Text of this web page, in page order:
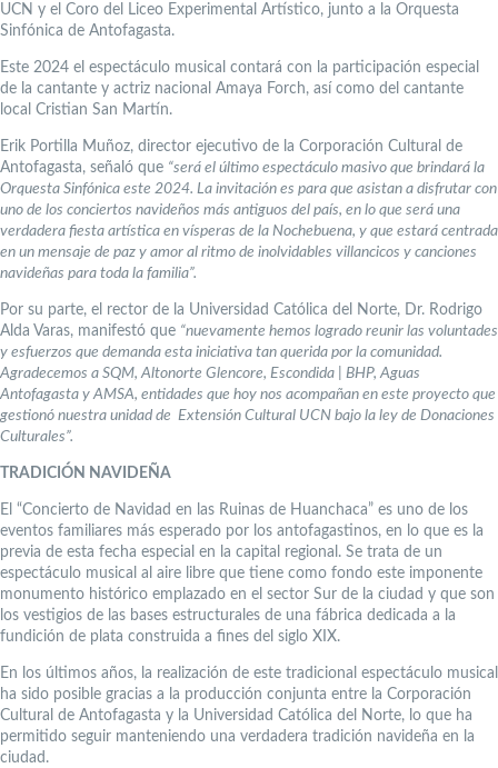
UCN y el Coro del Liceo Experimental Artístico, junto a la Orquesta
Sinfónica de Antofagasta.
Este 2024 el espectáculo musical contará con la participación especial
de la cantante y actriz nacional Amaya Forch, así como del cantante
local Cristian San Martín.
Erik Portilla Muñoz, director ejecutivo de la Corporación Cultural de
Antofagasta, señaló que “será el último espectáculo masivo que brindará la
Orquesta Sinfónica este 2024. La invitación es para que asistan a disfrutar con
uno de los conciertos navideños más antiguos del país, en lo que será una
verdadera fiesta artística en vísperas de la Nochebuena, y que estará centrada
en un mensaje de paz y amor al ritmo de inolvidables villancicos y canciones
navideñas para toda la familia”.
Por su parte, el rector de la Universidad Católica del Norte, Dr. Rodrigo
Alda Varas, manifestó que “nuevamente hemos logrado reunir las voluntades
y esfuerzos que demanda esta iniciativa tan querida por la comunidad.
Agradecemos a SQM, Altonorte Glencore, Escondida | BHP, Aguas
Antofagasta y AMSA, entidades que hoy nos acompañan en este proyecto que
gestionó nuestra unidad de Extensión Cultural UCN bajo la ley de Donaciones
Culturales”.
TRADICIÓN NAVIDEÑA
El “Concierto de Navidad en las Ruinas de Huanchaca” es uno de los
eventos familiares más esperado por los antofagastinos, en lo que es la
previa de esta fecha especial en la capital regional. Se trata de un
espectáculo musical al aire libre que tiene como fondo este imponente
monumento histórico emplazado en el sector Sur de la ciudad y que son
los vestigios de las bases estructurales de una fábrica dedicada a la
fundición de plata construida a fines del siglo XIX.
En los últimos años, la realización de este tradicional espectáculo musical
ha sido posible gracias a la producción conjunta entre la Corporación
Cultural de Antofagasta y la Universidad Católica del Norte, lo que ha
permitido seguir manteniendo una verdadera tradición navideña en la
ciudad.